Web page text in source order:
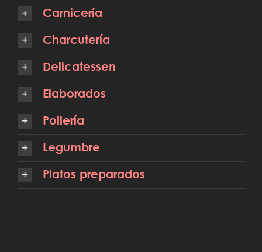
Carnicería
Charcutería
Delicatessen
Elaborados
Pollería
Legumbre
Platos preparados